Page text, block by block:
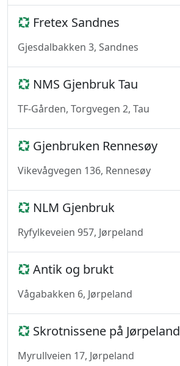
Fretex Sandnes
Gjesdalbakken 3, Sandnes
NMS Gjenbruk Tau
TF-Gården, Torgvegen 2, Tau
Gjenbruken Rennesøy
Vikevågvegen 136, Rennesøy
NLM Gjenbruk
Ryfylkeveien 957, Jørpeland
Antik og brukt
Vågabakken 6, Jørpeland
Skrotnissene på Jørpeland
Myrullveien 17, Jørpeland